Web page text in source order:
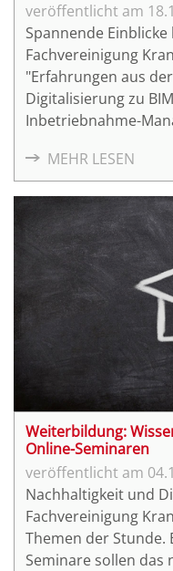
Spannende
Fachvereinigung
"Erfahrungen aus
Digitalisierung zu
Inbetriebnahme-
MEHR LESEN
Weiterbildung:
Online-Seminaren
Nachhaltigkeit und
Fachvereinigung
Themen der Stunde.
Seminare sollen das